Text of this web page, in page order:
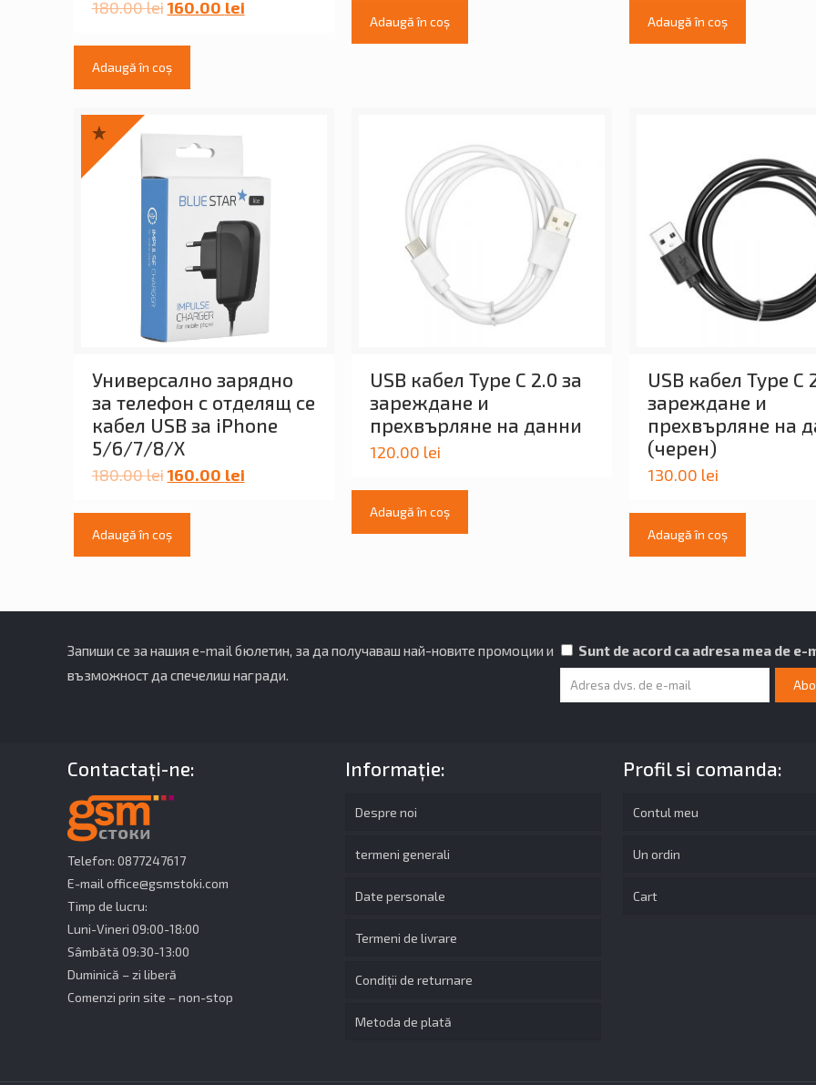
180.00lei 160.00 lei
Adaugă în coș
Adaugă în coș Adaugă în coș
Универсално зарядно
за телефон с отделящ се
кабел USB за iPhone
5/6/7/8/X
180.00lei 160.00 lei
Adaugă în coș
USB кабел Type C 2.0 за
зареждане и
прехвърляне на данни
120.00 lei
Adaugă în coș
USB кабел Type C
зареждане и
прехвърляне на
(черен)
130.00 lei
Adaugă în coș
Запиши се за нашия e-mail бюлетин, за да получаваш най-новите промоции и
възможност да спечелиш награди.
Sunt de acord ca adresa mea de
Contactaţi-ne:
Telefon: 0877247617
E-mailoffice@gsmstoki.com
Timp de lucru:
Luni-Vineri 09:00-18:00
Sâmbătă 09:30-13:00
Duminică – zi liberă
Comenzi prin site – non-stop
Informație:
Despre noi
termeni generali
Date personale
Termeni de livrare
Condiții de returnare
Metoda de plată
Profil si comanda:
Contul meu
Un ordin
Cart